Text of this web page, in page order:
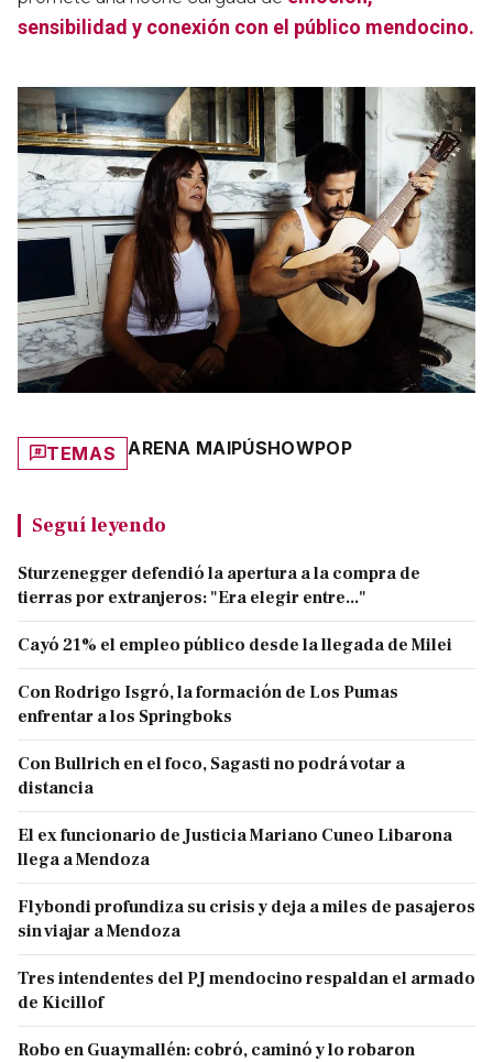
sensibilidad y conexión con el público mendocino.
TEMAS ARENA MAIPÚSHOWPOP
Seguí leyendo
Sturzenegger defendió la apertura a la compra de
tierras por extranjeros: "Era elegir entre..."
Cayó 21% el empleo público desde la llegada de Milei
Con Rodrigo Isgró, la formación de Los Pumas
enfrentar a los Springboks
Con Bullrich en el foco, Sagasti no podrá votar a
distancia
El ex funcionario de Justicia Mariano Cuneo Libarona
llega a Mendoza
Flybondi profundiza su crisis y deja a miles de pasajeros
sin viajar a Mendoza
Tres intendentes del PJ mendocino respaldan el armado
de Kicillof
Robo en Guaymallén: cobró, caminó y lo robaron